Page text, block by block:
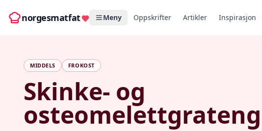
norgesmatfat Meny Oppskrifter Artikler Inspirasjon
MIDDELS FROKOST
Skinke- og
osteomelettgrateng